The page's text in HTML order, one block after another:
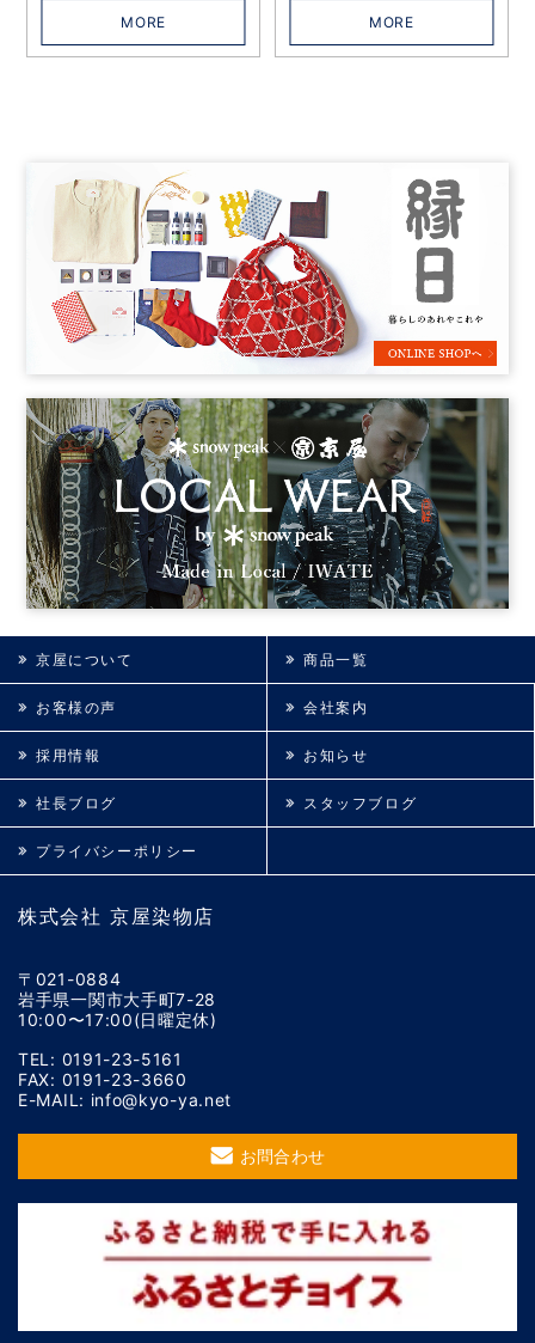
MORE MORE
株式会社 京屋染物店
〒021-0884
岩手県一関市大手町7-28
10:00〜17:00(日曜定休)
TEL: 0191-23-5161
FAX: 0191-23-3660
E-MAIL: info@kyo-ya.net
お問合わせ
京屋について 商品一覧
お客様の声 会社案内
採用情報 お知らせ
社長ブログ スタッフブログ
プライバシーポリシー